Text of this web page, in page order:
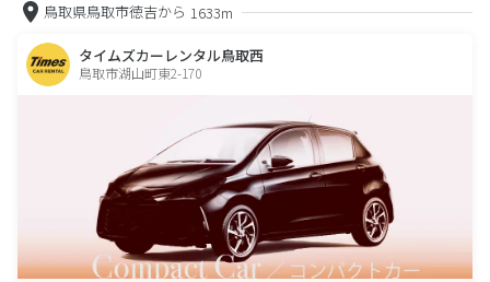
鳥取県鳥取市徳吉から 1633m
タイムズカーレンタル鳥取西
鳥取市湖山町東2-170